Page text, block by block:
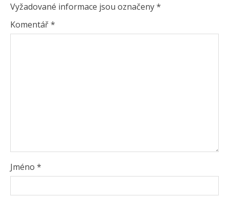
Vyžadované informace jsou označeny*
Komentář*
Jméno *